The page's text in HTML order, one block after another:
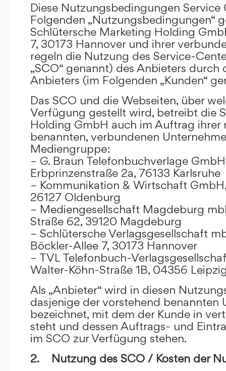
Diese Nutzungsbedingungen Service
Folgenden „Nutzungsbedingungen“
Schlütersche Marketing Holding
7, 30173 Hannover und ihrer
regeln die Nutzung des Service-
„SCO“ genannt) des Anbieters durch
Anbieters (im Folgenden „Kunden“
Das SCO und die Webseiten, über
Verfügung gestellt wird, betreibt die
Holding GmbH auch im Auftrag ihrer
benannten, verbundenen
Mediengruppe:
– G. Braun Telefonbuchverlage GmbH
Erbprinzenstraße 2a, 76133 Karlsruhe
– Kommunikation & Wirtschaft
26127 Oldenburg
– Mediengesellschaft Magdeburg
Straße 62, 39120 Magdeburg
– Schlütersche Verlagsgesellschaft
Böckler-Allee 7, 30173 Hannover
– TVL Telefonbuch-
Walter-Köhn-Straße 1B, 04356
Als „Anbieter“ wird in diesen
dasjenige der vorstehend benannten
bezeichnet, mit dem der Kunde in
steht und dessen Auftrags- und
im SCO zur Verfügung stehen.
2. Nutzung des SCO / Kosten der